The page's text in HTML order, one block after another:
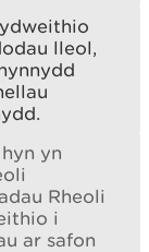
lleol,
yn
Rheoli
i
ar safon